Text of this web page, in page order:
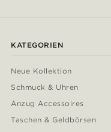
KATEGORIEN
Neue Kollektion
Schmuck & Uhren
Anzug Accessoires
Taschen & Geldbörsen